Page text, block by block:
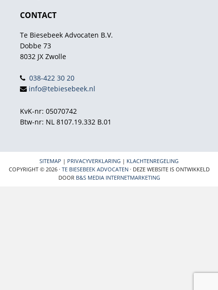
CONTACT
Te Biesebeek Advocaten B.V.
Dobbe 73
8032 JX Zwolle
038-422 30 20
info@tebiesebeek.nl
KvK-nr: 05070742
Btw-nr: NL 8107.19.332 B.01
SITEMAP | PRIVACYVERKLARING | KLACHTENREGELING
COPYRIGHT © 2026 · TE BIESEBEEK ADVOCATEN· DEZE WEBSITE IS ONTWIKKELD
DOOR B&S MEDIA INTERNETMARKETING